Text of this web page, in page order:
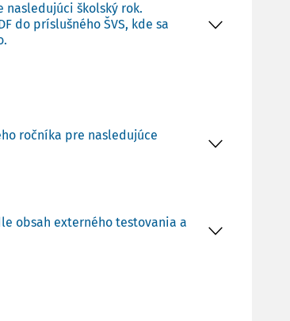
nasledujúci školský rok.
do príslušného ŠVS, kde sa
ročníka pre nasledujúce
obsah externého testovania a